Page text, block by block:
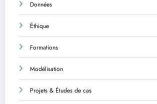
Données
Éthique
Formations
Modélisation
Projets & Études de cas